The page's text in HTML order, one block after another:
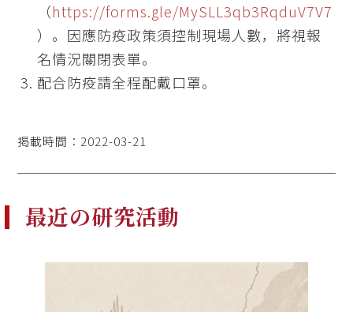
（https://forms.gle/MySLL3qb3RqduV7V7
）。因應防疫政策須控制現場人數，將視報
名情況關閉表單。
配合防疫請全程配戴口罩。
掲載時間：2022-03-21
最近の研究活動